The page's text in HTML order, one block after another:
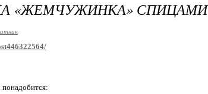
«ЖЕМЧУЖИНКА» СПИЦАМИ